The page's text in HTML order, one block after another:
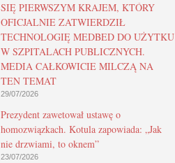
SIĘ PIERWSZYM KRAJEM, KTÓRY
OFICJALNIE ZATWIERDZIŁ
TECHNOLOGIĘ MEDBED DO UŻYTKU
W SZPITALACH PUBLICZNYCH.
MEDIA CAŁKOWICIE MILCZĄ NA
TEN TEMAT
29/07/2026
Prezydent zawetował ustawę o
homozwiązkach. Kotula zapowiada: „Jak
nie drzwiami, to oknem”
23/07/2026